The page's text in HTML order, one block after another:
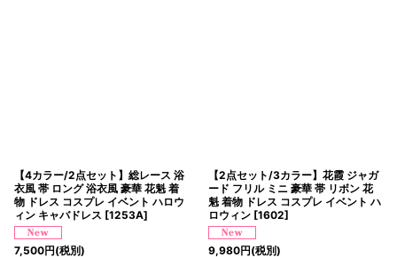
【4カラー/2点セット】総レース 浴
衣風 帯 ロング 浴衣風 豪華 花魁 着
物 ドレス コスプレ イベント ハロウ
ィン キャバドレス [1253A]
7,500円(税別)
【2点セット/3カラー】花霞 ジャガ
ード フリル ミニ 豪華 帯 リボン 花
魁 着物 ドレス コスプレ イベント ハ
ロウィン [1602]
9,980円(税別)